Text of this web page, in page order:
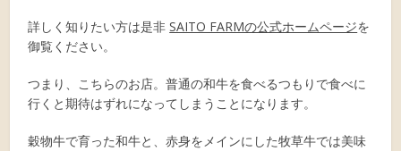
詳しく知りたい方は是非SAITO FARMの公式ホームページを
御覧ください。
つまり、こちらのお店。普通の和牛を食べるつもりで食べに
行くと期待はずれになってしまうことになります。
穀物牛で育った和牛と、赤身をメインにした牧草牛では美味